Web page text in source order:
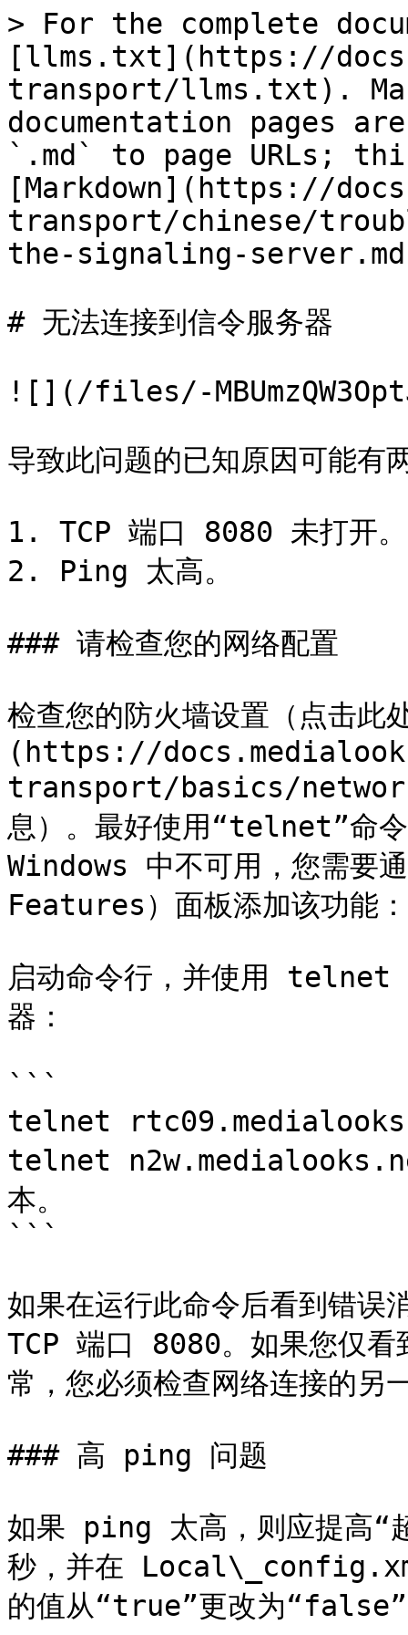
> For the complete
[llms.txt](https://
transport/llms.txt).
documentation pages
`.md` to page URLs;
[Markdown](https://
transport/chinese/
the-signaling-
# 无法连接到信令服务器
![](/files/-
导致此问题的已知原因可能有
1. TCP 端口 8080 未打开。
2. Ping 太高。
### 请检查您的网络配置
检查您的防火墙设置（点击
(https://
transport/basics/
息）。最好使用“telnet”命令
Windows 中不可用，您需要
Features）面板添加该功能：
启动命令行，并使用
器：
```
telnet
telnet
本。
```
如果在运行此命令后看到错误
TCP 端口 8080。如果您仅看
常，您必须检查网络连接的另
### 高 ping 问题
如果 ping 太高，则应提高“
秒，并在
的值从“true”更改为